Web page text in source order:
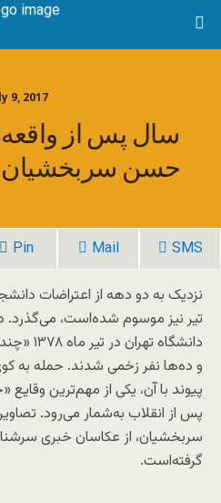
9, 2017
حسن سربخشیان از
Pin Mail SMS
تیر نیز موسوم شده‌است، می‌گذرد.
دانشگاه
و ده‌ها نفر زخمی شدند. حمله به
پیوند با آن، یکی از مهم‌ترین
پس از انقلاب به‌شمار می‌رود.
گرفته‌است.